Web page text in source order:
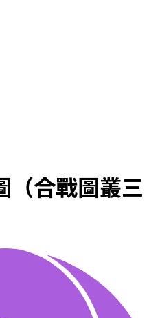
（合戰圖叢三